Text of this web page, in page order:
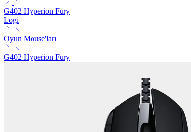
G402 Hyperion Fury
Logi
Oyun Mouse'ları
G402 Hyperion Fury